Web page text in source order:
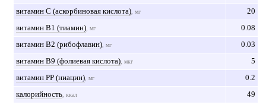
витамин С (аскорбиновая кислота), мг
20
витамин В1 (тиамин), мг
0.08
витамин В2 (рибофлавин), мг
0.03
витамин В9 (фолиевая кислота), мкг
5
витамин РР (ниацин), мг
0.2
калорийность, ккал 49